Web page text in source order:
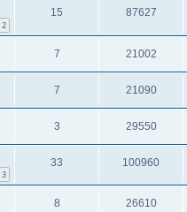
2
15 87627
7 21002
7 21090
3 29550
3
33 100960
8 26610